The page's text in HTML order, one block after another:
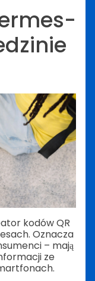
kodów QR
Oznacza
– mają
ze